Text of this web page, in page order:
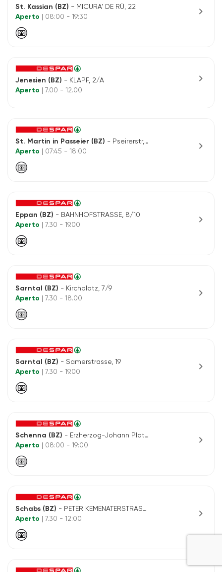
St. Kassian (BZ) - MICURA' DE RÜ, 22
Aperto
| 08:00 - 19:30 chevron_right
Jenesien (BZ) - KLAPF, 2/A
Aperto
| 7.00 - 12.00
chevron_right
St. Martin in Passeier (BZ) - Pseirerstr, 85
Aperto
| 07:45 - 18:00 chevron_right
Eppan (BZ) - BAHNHOFSTRASSE, 8/10
Aperto
| 7.30 - 19.00 chevron_right
Sarntal (BZ) - Kirchplatz, 7/9
Aperto
| 7.30 - 18.00 chevron_right
Sarntal (BZ) - Samerstrasse, 19
Aperto
| 7.30 - 19.00 chevron_right
Schenna (BZ) - Erzherzog-Johann Platz, 6
Aperto
| 08:00 - 19:00 chevron_right
Schabs (BZ) - PETER KEMENATERSTRASSE, 15
Aperto
| 7.30 - 12:00 chevron_right